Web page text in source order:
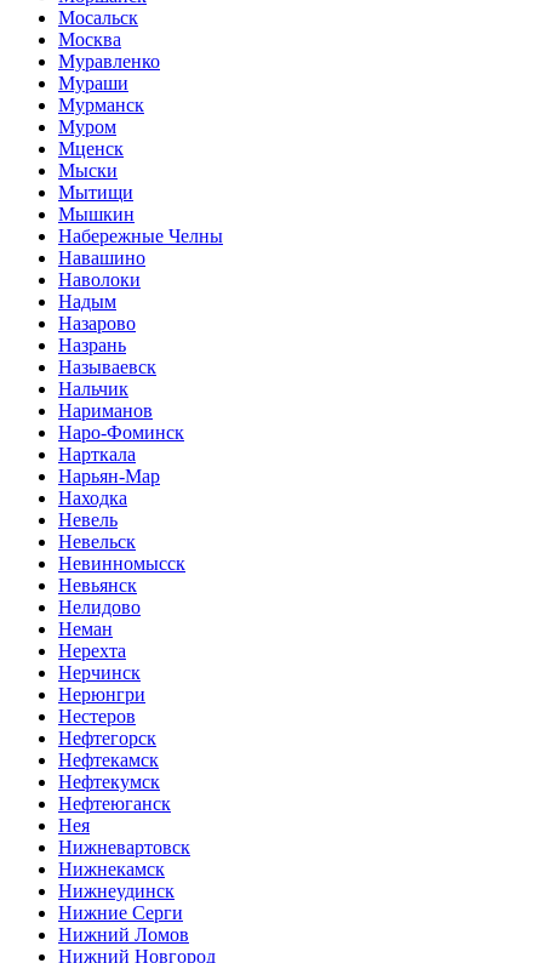
Мосальск
Москва
Муравленко
Мураши
Мурманск
Муром
Мценск
Мыски
Мытищи
Мышкин
Набережные Челны
Навашино
Наволоки
Надым
Назарово
Назрань
Называевск
Нальчик
Нариманов
Наро-Фоминск
Нарткала
Нарьян-Мар
Находка
Невель
Невельск
Невинномысск
Невьянск
Нелидово
Неман
Нерехта
Нерчинск
Нерюнгри
Нестеров
Нефтегорск
Нефтекамск
Нефтекумск
Нефтеюганск
Нея
Нижневартовск
Нижнекамск
Нижнеудинск
Нижние Серги
Нижний Ломов
Нижний Новгород